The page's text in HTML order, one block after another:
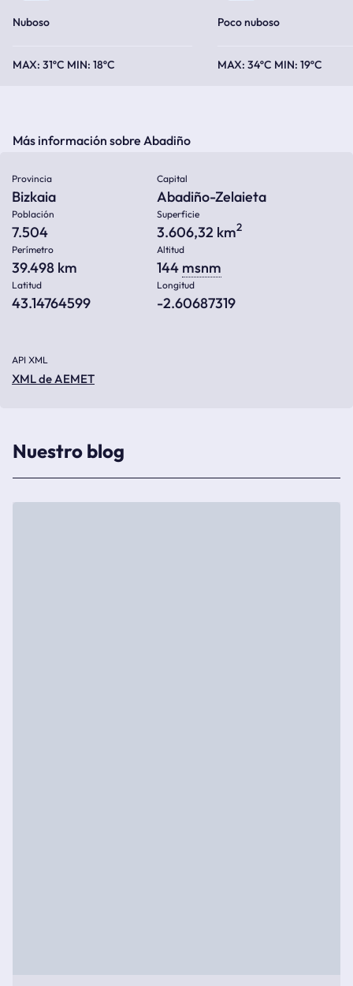
Nuboso
31ºC 18ºC
Poco nuboso
34ºC 19ºC
Más información sobre Abadiño
Provincia
Bizkaia
Capital
Abadiño-Zelaieta
Población
7.504
Superficie
3.606,32 km2
Perímetro
39.498 km
Altitud
144 msnm
Latitud
43.14764599
Longitud
-2.60687319
API XML
XML de AEMET
Nuestro blog